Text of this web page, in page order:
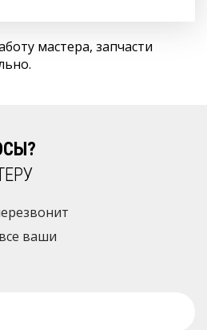
мастера, запчасти
ваши